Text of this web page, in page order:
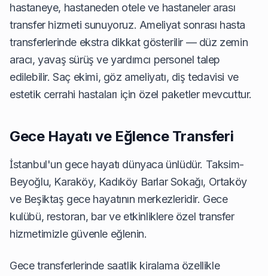
hastaneye, hastaneden otele ve hastaneler arası
transfer hizmeti sunuyoruz. Ameliyat sonrası hasta
transferlerinde ekstra dikkat gösterilir — düz zemin
aracı, yavaş sürüş ve yardımcı personel talep
edilebilir. Saç ekimi, göz ameliyatı, diş tedavisi ve
estetik cerrahi hastaları için özel paketler mevcuttur.
Gece Hayatı ve Eğlence Transferi
İstanbul'un gece hayatı dünyaca ünlüdür. Taksim-
Beyoğlu, Karaköy, Kadıköy Barlar Sokağı, Ortaköy
ve Beşiktaş gece hayatının merkezleridir. Gece
kulübü, restoran, bar ve etkinliklere özel transfer
hizmetimizle güvenle eğlenin.
Gece transferlerinde saatlik kiralama özellikle